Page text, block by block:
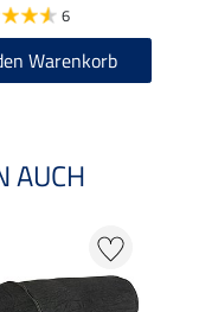
6
Warenkorb
AUCH